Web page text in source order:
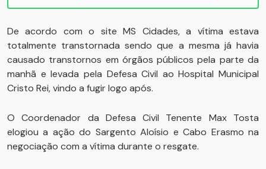
De acordo com o site MS Cidades, a vítima estava
totalmente transtornada sendo que a mesma já havia
causado transtornos em órgãos públicos pela parte da
manhã e levada pela Defesa Civil ao Hospital Municipal
Cristo Rei, vindo a fugir logo após.
O Coordenador da Defesa Civil Tenente Max Tosta
elogiou a ação do Sargento Aloísio e Cabo Erasmo na
negociação com a vítima durante o resgate.